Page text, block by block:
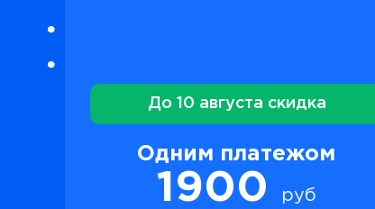
До 10 августа скидка
Одним платежом
1900 руб